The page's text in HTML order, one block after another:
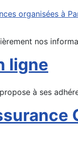
organisées à
nos
ligne
à ses